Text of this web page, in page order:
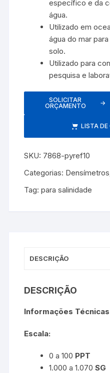
específico e da
água.
Utilizado em
água do mar
solo.
Utilizado para
pesquisa e
SOLICITAR
ORÇAMENTO
→
LISTA
SKU: 7868-pyref10
Categorias: Densímetros
Tag:para salinidade
DESCRIÇÃO
DESCRIÇÃO
Informações Técnicas
Escala:
0 a 100 PPT
1.000 a 1.070SG